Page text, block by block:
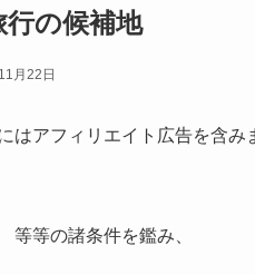
行の候補地
月22日
はアフィリエイト広告を含み
等の諸条件を鑑み、